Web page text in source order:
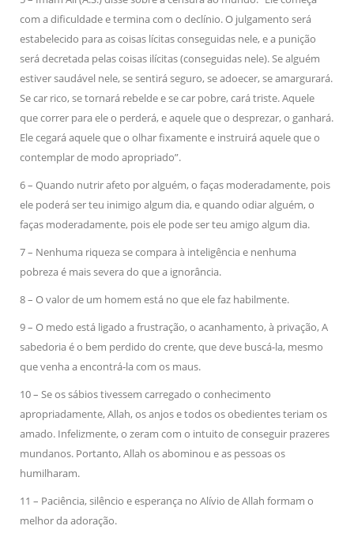
com a dificuldade e termina com o declínio. O julgamento será
estabelecido para as coisas lícitas conseguidas nele, e a punição
será decretada pelas coisas ilícitas (conseguidas nele). Se alguém
estiver saudável nele, se sentirá seguro, se adoecer, se amargurará.
Se car rico, se tornará rebelde e se car pobre, cará triste. Aquele
que correr para ele o perderá, e aquele que o desprezar, o ganhará.
Ele cegará aquele que o olhar fixamente e instruirá aquele que o
contemplar de modo apropriado”.
6 – Quando nutrir afeto por alguém, o faças moderadamente, pois
ele poderá ser teu inimigo algum dia, e quando odiar alguém, o
faças moderadamente, pois ele pode ser teu amigo algum dia.
7 – Nenhuma riqueza se compara à inteligência e nenhuma
pobreza é mais severa do que a ignorância.
8 – O valor de um homem está no que ele faz habilmente.
9 – O medo está ligado a frustração, o acanhamento, à privação, A
sabedoria é o bem perdido do crente, que deve buscá-la, mesmo
que venha a encontrá-la com os maus.
10 – Se os sábios tivessem carregado o conhecimento
apropriadamente, Allah, os anjos e todos os obedientes teriam os
amado. Infelizmente, o zeram com o intuito de conseguir prazeres
mundanos. Portanto, Allah os abominou e as pessoas os
humilharam.
11 – Paciência, silêncio e esperança no Alívio de Allah formam o
melhor da adoração.